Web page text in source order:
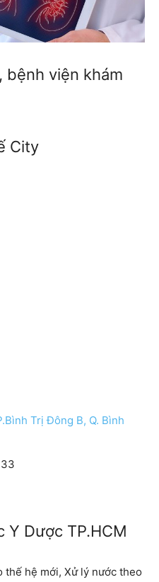
bệnh viện khám
City
Trị Đông B, Q. Bình
Y Dược TP.HCM
thế hệ mới, Xử lý nước theo